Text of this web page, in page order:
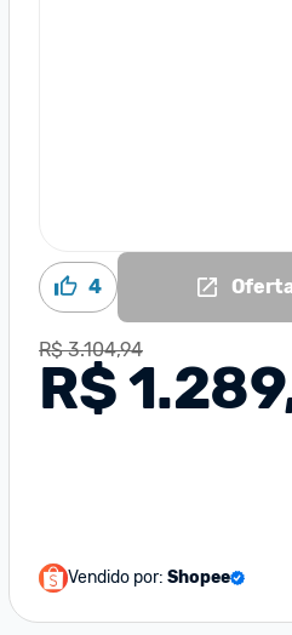
4
R$ 3.104,94
R$
Vendido por: Shopee